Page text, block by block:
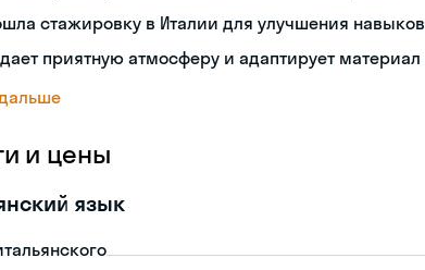
стажировку в Италии для улучшения навыков
приятную атмосферу и адаптирует
и цены
язык